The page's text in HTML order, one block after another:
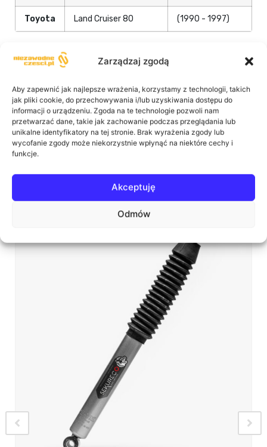
Zarządzaj zgodą
Aby zapewnić jak najlepsze wrażenia, korzystamy z technologii, takich
jak pliki cookie, do przechowywania i/lub uzyskiwania dostępu do
informacji o urządzeniu. Zgoda na te technologie pozwoli nam
przetwarzać dane, takie jak zachowanie podczas przeglądania lub
unikalne identyfikatory na tej stronie. Brak wyrażenia zgody lub
wycofanie zgody może niekorzystnie wpłynąć na niektóre cechy i
funkcje.
Akceptuję
Odmów
Toyota Land Cruiser 80 (1990 - 1997)
Podobne produkty: